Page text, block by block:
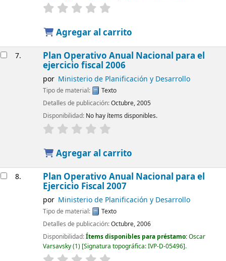
Agregar al carrito
7. Plan Operativo Anual Nacional para el
ejercicio fiscal 2006
por Ministerio de Planificación y Desarrollo
Tipo de material:
Texto
Detalles de publicación:Octubre, 2005
Disponibilidad: No hay ítems disponibles.
Agregar al carrito
8. Plan Operativo Anual Nacional para el
Ejercicio Fiscal 2007
por Ministerio de Planificación y Desarrollo
Tipo de material:
Texto
Detalles de publicación:Octubre, 2006
Disponibilidad:Ítems disponibles para préstamo:Oscar
Varsavsky(1) Signatura topográfica:IVP-D-05496 .